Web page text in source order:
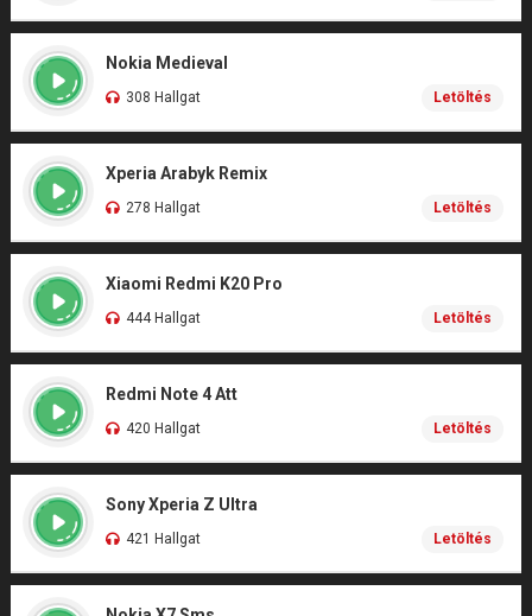
Nokia Medieval
308 Hallgat Letöltés
Xperia Arabyk Remix
278 Hallgat Letöltés
Xiaomi Redmi K20 Pro
444 Hallgat Letöltés
Redmi Note 4 Att
420 Hallgat Letöltés
Sony Xperia Z Ultra
421 Hallgat Letöltés